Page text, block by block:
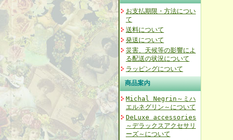
お支払期限・方法につい
て
送料について
発送について
災害、天候等の影響によ
る配送の状況について
ラッピングについて
商品案内
Michal Negrin～ミハ
エルネグリン～について
DeLuxe accessories
～デラックスアクセサリ
ーズ～について